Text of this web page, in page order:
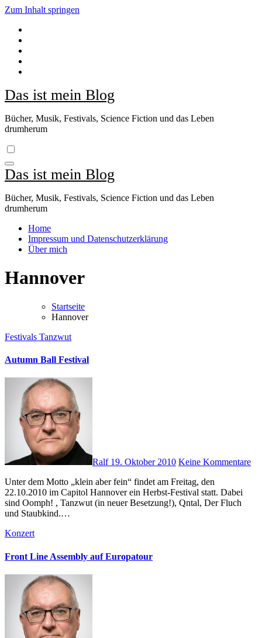
Zum Inhalt springen
Das ist mein Blog
Bücher, Musik, Festivals, Science Fiction und das Leben
drumherum
Das ist mein Blog
Bücher, Musik, Festivals, Science Fiction und das Leben
drumherum
Home
Impressum und Datenschutzerklärung
Über mich
Hannover
Startseite
Hannover
Festivals Tanzwut
Autumn Ball Festival
Ralf 19. Oktober 2010 Keine Kommentare
Unter dem Motto „klein aber fein“ findet am Freitag, den
22.10.2010 im Capitol Hannover ein Herbst-Festival statt. Dabei
sind Oomph! , Tanzwut (in neuer Besetzung!), Qntal, Der Fluch
und Staubkind.…
Konzert
Front Line Assembly auf Europatour